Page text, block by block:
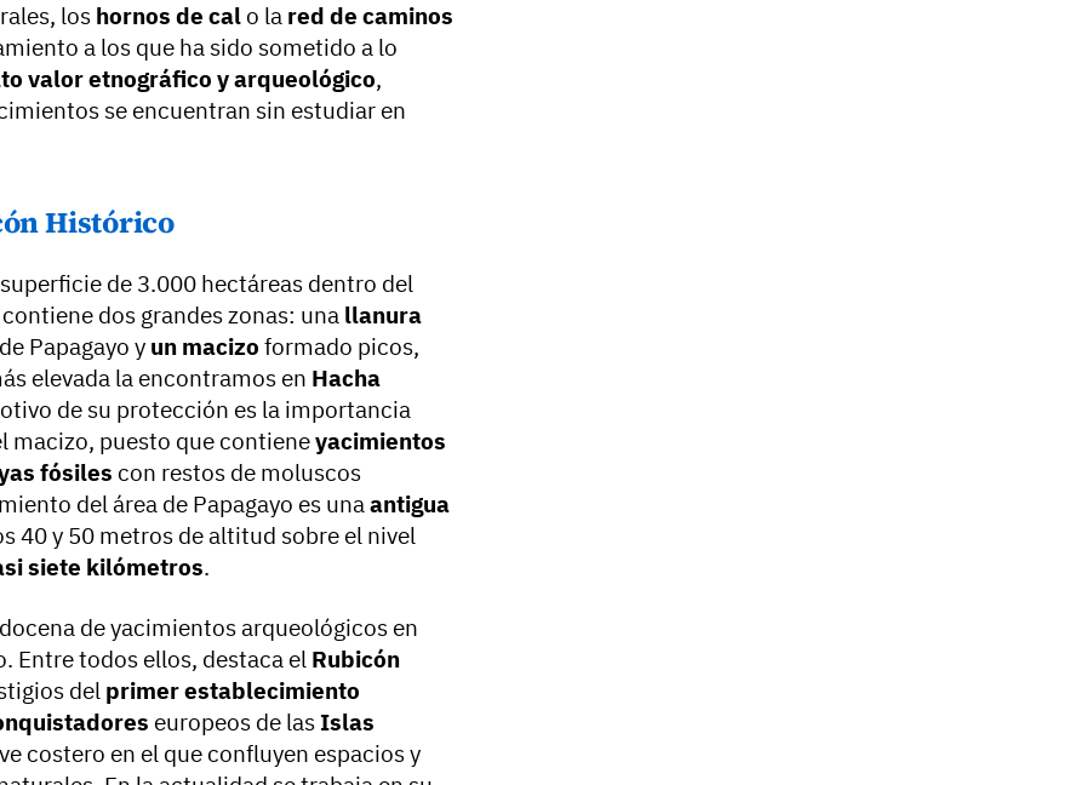
los hornos de cal o la red de caminos
a los que ha sido sometido a lo
valor etnográfico y arqueológico,
se encuentran sin estudiar en
Histórico
de 3.000 hectáreas dentro del
dos grandes zonas: una llanura
Papagayo y un macizo formado picos,
elevada la encontramos en Hacha
de su protección es la importancia
macizo, puesto que contieneyacimientos
fósiles con restos de moluscos
del área de Papagayo es unaantigua
40 y 50 metros de altitud sobre el nivel
siete kilómetros.
de yacimientos arqueológicos en
Entre todos ellos, destaca el Rubicón
del primer establecimiento
europeos de las Islas
costero en el que confluyen espacios y